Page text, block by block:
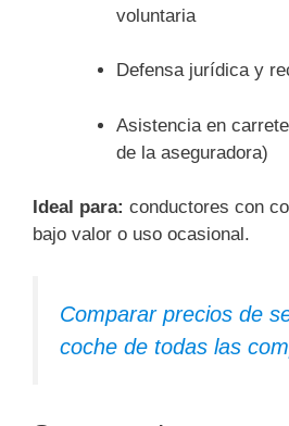
voluntaria
Defensa jurídica y
Asistencia en
de la aseguradora)
Ideal para: conductores con
bajo valor o uso ocasional.
Comparar precios de
coche de todas las